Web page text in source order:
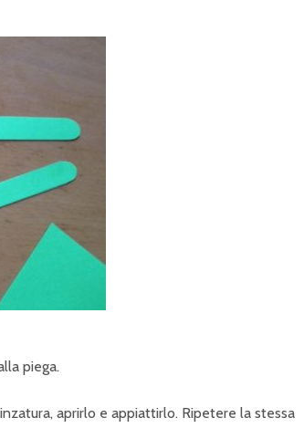
piega.
aprirlo e appiattirlo. Ripetere la stessa